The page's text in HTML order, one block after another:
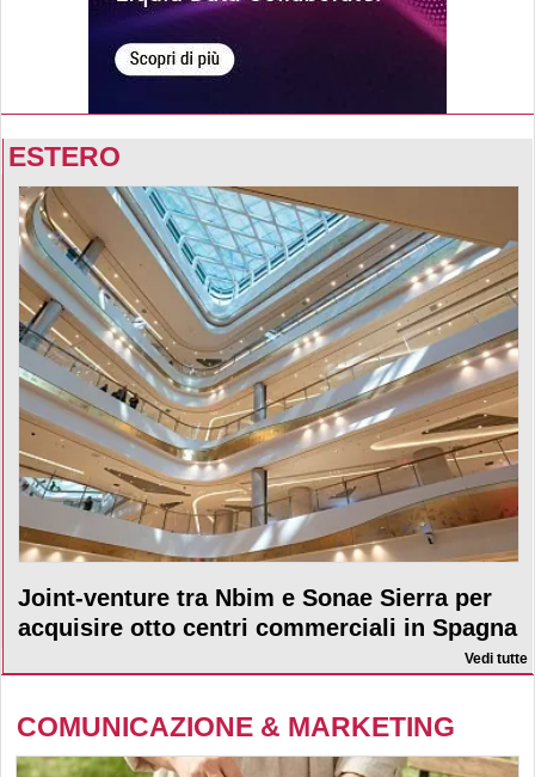
ESTERO
Joint-venture tra Nbim e Sonae Sierra per
acquisire otto centri commerciali in Spagna
Vedi tutte
COMUNICAZIONE & MARKETING